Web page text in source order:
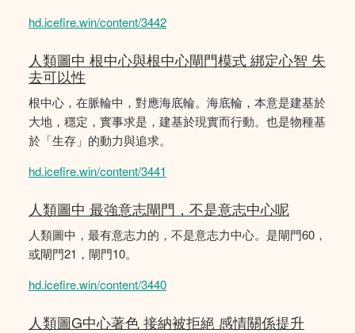
hd.icefire.win/content/3442
人類圖中 根中心與根中心閘門模式 綁定心智 失
去可以性
根中心，在脈輪中，對應海底輪。海底輪，本意是建基於
大地，穩定，實事求是，建基於現實而行動。也是物種基
於「生存」的動力與追求。
hd.icefire.win/content/3441
人類圖中 最強意志閘門，不是意志中心呢
人類圖中，最有意志力的，不是意志力中心。是閘門60，
或閘門21，閘門10。
hd.icefire.win/content/3440
人類圖G中心著色 接納被拒絕 感情關係提升